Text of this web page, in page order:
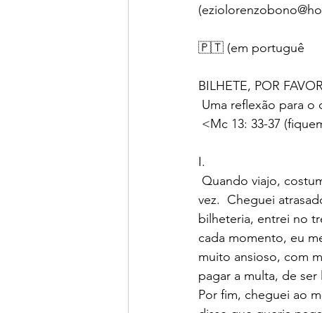
🇵🇹 (em portuguê
BILHETE, POR
Uma reflexão para o
<Mc 13: 33-37
I.
vez.  Cheguei
bilheteria, entrei no
cada momento, eu
muito ansioso, com
pagar a multa, de
Por fim, cheguei ao